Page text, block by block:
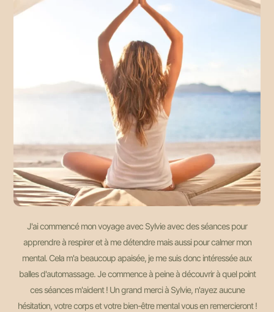
J'ai commencé mon voyage avec Sylvie avec des séances pour
apprendre à respirer et à me détendre mais aussi pour calmer mon
mental. Cela m'a beaucoup apaisée, je me suis donc intéressée aux
balles d'automassage. Je commence à peine à découvrir à quel point
ces séances m'aident ! Un grand merci à Sylvie, n'ayez aucune
hésitation, votre corps et votre bien-être mental vous en remercieront !